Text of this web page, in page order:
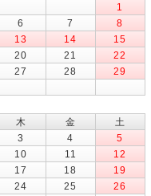
1
6 7
8
13 14
15
20 21
22
27 28
29
木 金
土
3 4
5
10 11
12
17 18
19
24 25
26